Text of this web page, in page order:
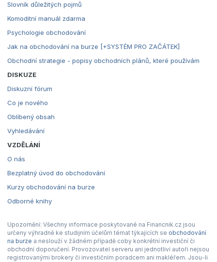
Slovník důležitých pojmů
Komoditní manuál zdarma
Psychologie obchodování
Jak na obchodování na burze [+SYSTÉM PRO ZAČÁTEK]
Obchodní strategie - popisy obchodních plánů, které používám
DISKUZE
Diskuzní fórum
Co je nového
Oblíbený obsah
Vyhledávání
VZDĚLÁNÍ
O nás
Bezplatný úvod do obchodování
Kurzy obchodování na burze
Odborné knihy
Upozornění: Všechny informace poskytované na Financnik.cz jsou
určeny výhradně ke studijním účelům témat týkajících se obchodování
na burze a neslouží v žádném případě coby konkrétní investiční či
obchodní doporučení. Provozovatel serveru ani jednotliví autoři nejsou
registrovanými brokery či investičním poradcem ani makléřem. Jsou-li